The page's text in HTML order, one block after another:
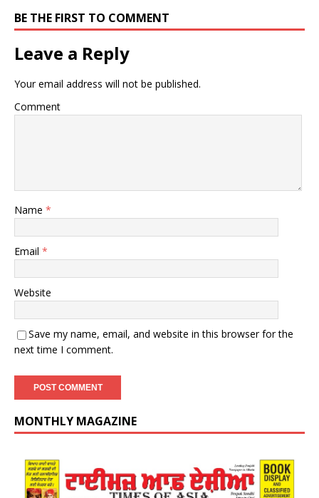
BE THE FIRST TO COMMENT
Leave a Reply
Your email address will not be published.
Comment
Name *
Email *
Website
Save my name, email, and website in this browser for the
next time I comment.
MONTHLY MAGAZINE